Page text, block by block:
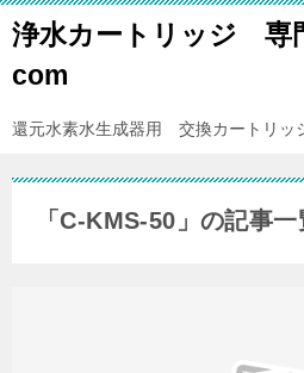
浄水カートリッジ 専
com
還元水素水生成器用 交換カートリッ
「C-KMS-50」の記事一